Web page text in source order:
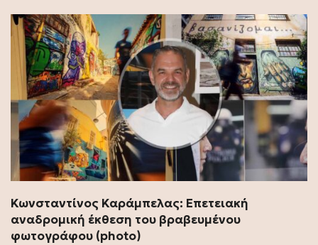
Κωνσταντίνος Καράμπελας: Επετειακή
αναδρομική έκθεση του βραβευμένου
φωτογράφου (photo)